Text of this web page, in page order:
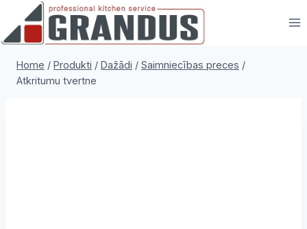
content
Home / Produkti / Dažādi / Saimniecības preces /
Atkritumu tvertne